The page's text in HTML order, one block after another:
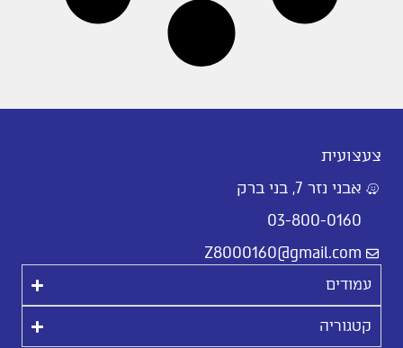
צעצועית
אבני נזר 7, בני ברק
03-800-0160
Z8000160@gmail.com
עמודים
קטגוריה